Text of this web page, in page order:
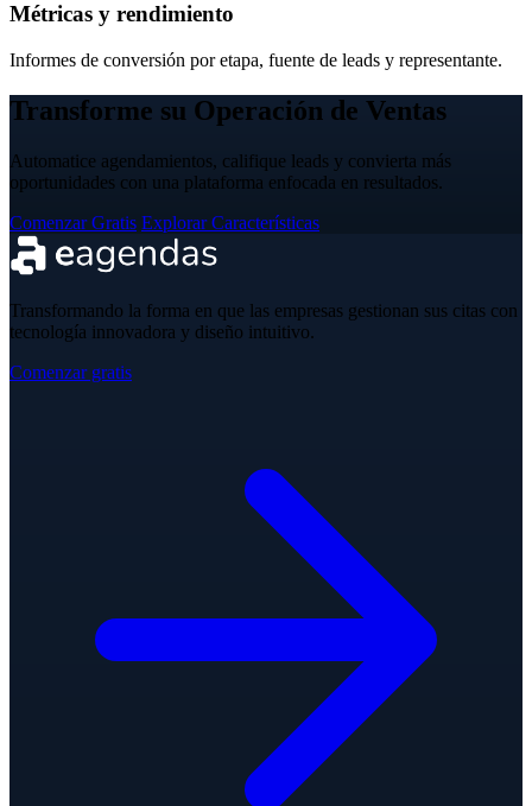
Métricas y rendimiento
Informes de conversión por etapa, fuente de leads y representante.
Transforme su Operación de Ventas
Automatice agendamientos, califique leads y convierta más
oportunidades con una plataforma enfocada en resultados.
Comenzar Gratis Explorar Características
Transformando la forma en que las empresas gestionan sus citas con
tecnología innovadora y diseño intuitivo.
Comenzar gratis